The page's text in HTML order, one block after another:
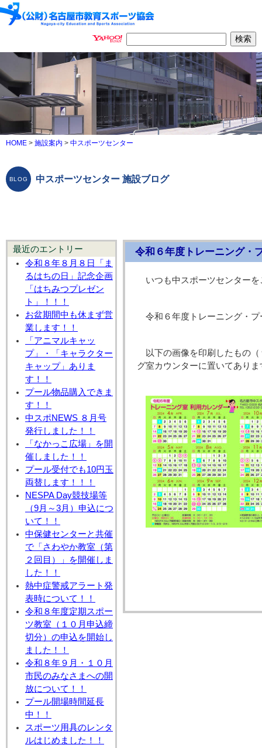
HOME > 施設案内 > 中スポーツセンター
中スポーツセンター 施設ブログ
最近のエントリー
令和８年８月８日「ま
るはちの日」記念企画
「はちみつプレゼン
ト」！！！
お盆期間中も休まず営
業します！！
「アニマルキャッ
プ」・「キャラクター
キャップ」ありま
す！！
プール物品購入できま
す！！
中スポNEWS ８月号
発行しました！！
「なかっこ広場」を開
催しました！！
プール受付でも10円玉
両替します！！！
NESPA Day競技場等
（9月～3月）申込につ
いて！！
中保健センターと共催
で「さわやか教室（第
２回目）」を開催しま
した！！
熱中症警戒アラート発
表時について！！
令和８年度定期スポー
ツ教室（１０月申込締
切分）の申込を開始し
ました！！
令和８年９月・１０月
市民のみなさまへの開
放について！！
プール開場時間延長
中！！
スポーツ用具のレンタ
ルはじめました！！
令和６年度トレーニング・
いつも中スポーツセンター
令和６年度トレーニング・
以下の画像を印刷したもの
グ室カウンターに置いてあり